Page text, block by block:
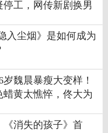
工，网传新剧换男
入尘烟》是如何成为
魏晨暴瘦大变样！
蜡黄太憔悴，佟大为
《消失的孩子》首